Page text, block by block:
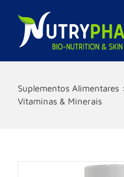
content
Promoções
Suplementos Alimentares
Suplementos Alimentares
Vitaminas & Minerais